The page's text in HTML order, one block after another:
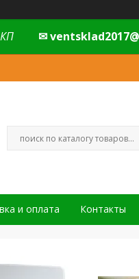
КП ✉
и оплата Контакты